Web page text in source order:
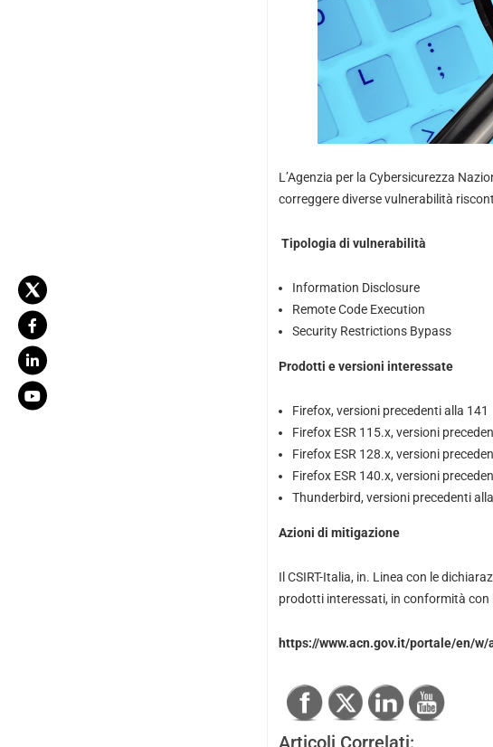
L’Agenzia per la Cybersicurezza
correggere diverse vulnerabilità
Tipologia di vulnerabilità
Information Disclosure
Remote Code Execution
Security Restrictions Bypass
Prodotti e versioni interessate
Firefox, versioni precedenti alla 141
Firefox ESR 115.x, versioni
Firefox ESR 128.x, versioni
Firefox ESR 140.x, versioni
Thunderbird, versioni precedenti
Azioni di mitigazione
Il CSIRT-Italia, in. Linea con le
prodotti interessati, in conformità con
https://www.acn.gov.it/portale/en/
Articoli Correlati: